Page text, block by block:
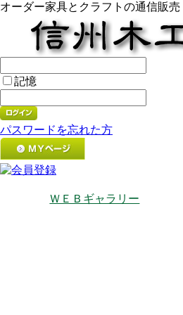
オーダー家具とクラフトの通信販
記憶
パスワードを忘れた方
ＷＥＢギャラリー